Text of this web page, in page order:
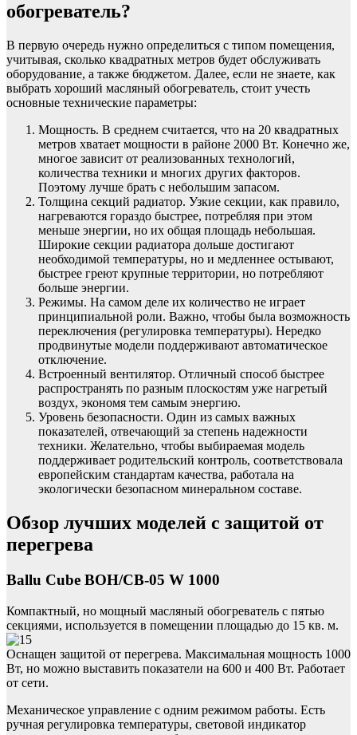
обогреватель?
В первую очередь нужно определиться с типом помещения,
учитывая, сколько квадратных метров будет обслуживать
оборудование, а также бюджетом. Далее, если не знаете, как
выбрать хороший масляный обогреватель, стоит учесть
основные технические параметры:
Мощность. В среднем считается, что на 20 квадратных
метров хватает мощности в районе 2000 Вт. Конечно же,
многое зависит от реализованных технологий,
количества техники и многих других факторов.
Поэтому лучше брать с небольшим запасом.
Толщина секций радиатор. Узкие секции, как правило,
нагреваются гораздо быстрее, потребляя при этом
меньше энергии, но их общая площадь небольшая.
Широкие секции радиатора дольше достигают
необходимой температуры, но и медленнее остывают,
быстрее греют крупные территории, но потребляют
больше энергии.
Режимы. На самом деле их количество не играет
принципиальной роли. Важно, чтобы была возможность
переключения (регулировка температуры). Нередко
продвинутые модели поддерживают автоматическое
отключение.
Встроенный вентилятор. Отличный способ быстрее
распространять по разным плоскостям уже нагретый
воздух, экономя тем самым энергию.
Уровень безопасности. Один из самых важных
показателей, отвечающий за степень надежности
техники. Желательно, чтобы выбираемая модель
поддерживает родительский контроль, соответствовала
европейским стандартам качества, работала на
экологически безопасном минеральном составе.
Обзор лучших моделей с защитой от
перегрева
Ballu Cube BOH/CB-05 W 1000
Компактный, но мощный масляный обогреватель с пятью
секциями, используется в помещении площадью до 15 кв. м.
Оснащен защитой от перегрева. Максимальная мощность 1000
Вт, но можно выставить показатели на 600 и 400 Вт. Работает
от сети.
Механическое управление с одним режимом работы. Есть
ручная регулировка температуры, световой индикатор